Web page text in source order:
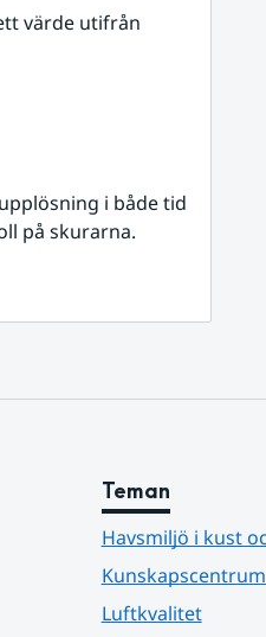
värde utifrån
i både tid
på skurarna.
Teman
Havsmiljö i kust
Luftkvalitet